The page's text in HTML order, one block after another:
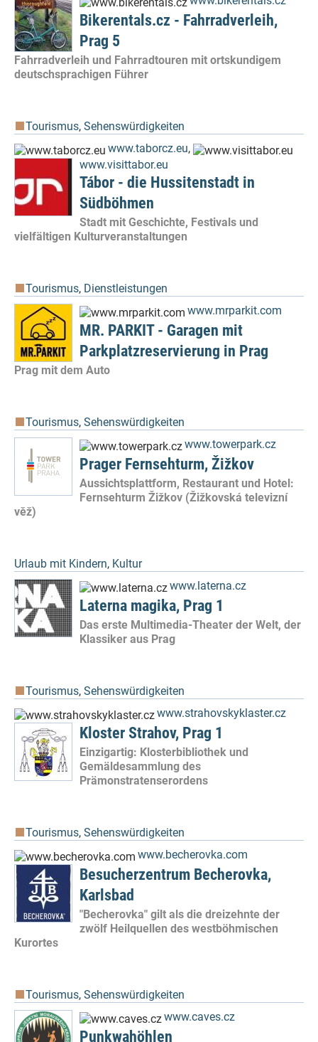
Bikerentals.cz - Fahrradverleih,
Prag 5
Fahrradverleih und Fahrradtouren mit ortskundigem
deutschsprachigen Führer
Tourismus, Sehenswürdigkeiten
www.taborcz.eu,
www.visittabor.eu
Tábor - die Hussitenstadt in
Südböhmen
Stadt mit Geschichte, Festivals und
vielfältigen Kulturveranstaltungen
Tourismus, Dienstleistungen
www.mrparkit.com
MR. PARKIT - Garagen mit
Parkplatzreservierung in Prag
Prag mit dem Auto
Tourismus, Sehenswürdigkeiten
www.towerpark.cz
Prager Fernsehturm, Žižkov
Aussichtsplattform, Restaurant und Hotel:
Fernsehturm Žižkov (Žižkovská televizní
věž)
Urlaub mit Kindern, Kultur
www.laterna.cz
Laterna magika, Prag 1
Das erste Multimedia-Theater der Welt, der
Klassiker aus Prag
Tourismus, Sehenswürdigkeiten
www.strahovskyklaster.cz
Kloster Strahov, Prag 1
Einzigartig: Klosterbibliothek und
Gemäldesammlung des
Prämonstratenserordens
Tourismus, Sehenswürdigkeiten
www.becherovka.com
Besucherzentrum Becherovka,
Karlsbad
"Becherovka" gilt als die dreizehnte der
zwölf Heilquellen des westböhmischen
Kurortes
Tourismus, Sehenswürdigkeiten
www.caves.cz
Punkwahöhlen